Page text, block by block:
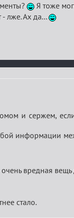
Я тоже
- лже. Ах да...
и сержем,
информации
вредная
стало.